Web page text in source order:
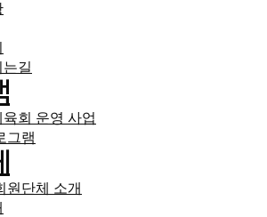
길
회 운영 사업
그램
원단체 소개